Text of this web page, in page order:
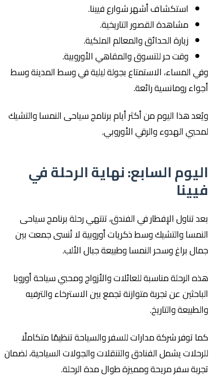
استكشاف أشهر شوارع فيينا.
مشاهدة القصور التاريخية.
زيارة الحدائق والمعالم الملكية.
وقت حر للتسوق والمقاهي الأوروبية.
وفي المساء، الاستمتاع بجولة ليلية في وسط المدينة وسط
أجواء رومانسية رائعة.
ويُعد هذا اليوم من أكثر أيام برنامج سياحى النمسا والتشيك
لمحبي الهدوء والرقي الأوروبي.
اليوم السابع: نهاية الرحلة في
فيينا
بعد تناول الإفطار في الفندق، تنتهي رحلة برنامج سياحى
النمسا والتشيك وسط ذكريات أوروبية لا تُنسى جمعت بين
جمال براغ وسحر النمسا وطبيعة جبال الألب.
هذه الرحلة مناسبة للعائلات والأزواج ومحبي سياحة أوروبا
الباحثين عن تجربة متوازنة تجمع بين الاسترخاء والترفيه
والطبيعة والتاريخ.
كما توفر شركة مدارات للسفر والسياحة تنظيمًا متكاملًا
للرحلات يشمل الفنادق والتنقلات والجولات السياحية، لضمان
تجربة سفر مريحة ومميزة طوال مدة الرحلة.